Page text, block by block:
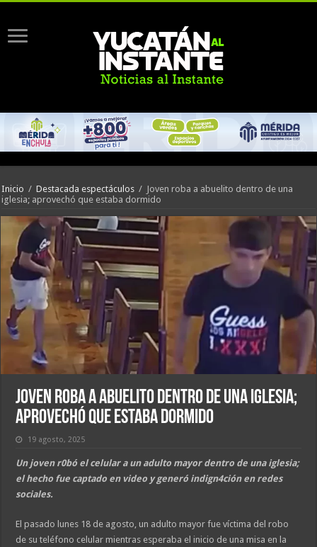
Inicio / Destacada espectáculos / Joven roba a abuelito dentro de una
iglesia; aprovechó que estaba dormido
Joven roba a abuelito dentro de una iglesia;
aprovechó que estaba dormido
19 agosto, 2025
Un joven r0bó el celular a un adulto mayor dentro de una iglesia;
el hecho fue captado en video y generó indign4ción en redes
sociales.
El pasado lunes 18 de agosto, un adulto mayor fue víctima del robo
de su teléfono celular mientras esperaba el inicio de una misa en la